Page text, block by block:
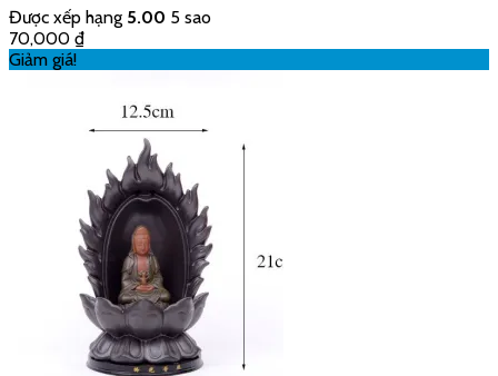
Được xếp hạng 5.00 5 sao
70,000 ₫
Giảm giá!